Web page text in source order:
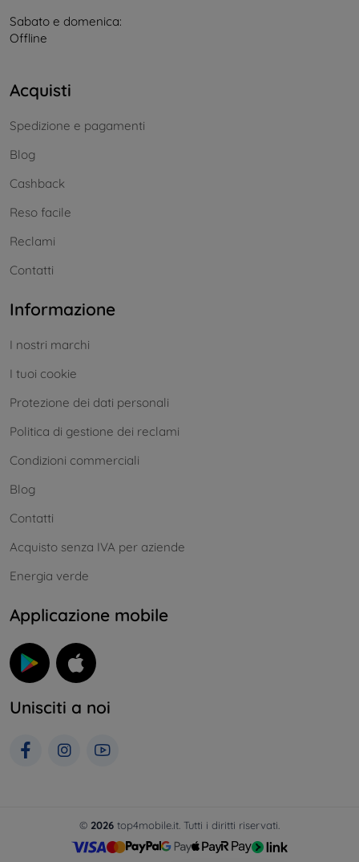
Sabato e domenica:
Offline
Acquisti
Spedizione e pagamenti
Blog
Cashback
Reso facile
Reclami
Contatti
Informazione
I nostri marchi
I tuoi cookie
Protezione dei dati personali
Politica di gestione dei reclami
Condizioni commerciali
Blog
Contatti
Acquisto senza IVA per aziende
Energia verde
Applicazione mobile
Unisciti a noi
© 2026 top4mobile.it. Tutti i diritti riservati.